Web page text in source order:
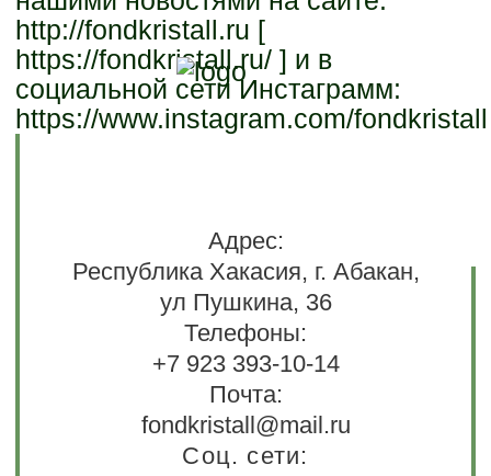
http://fondkristall.ru [
https://fondkristall.ru/ ] и в
социальной сети Инстаграмм:
https://www.instagram.com/fondkristall
Адрес:
Республика Хакасия, г. Абакан,
ул Пушкина, 36
Телефоны:
+7 923 393-10-14
Почта:
fondkristall@mail.ru
Соц. сети: